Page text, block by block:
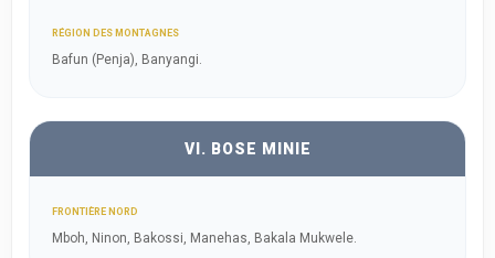
RÉGION DES MONTAGNES
Bafun (Penja), Banyangi.
VI. BOSE MINIE
FRONTIÈRE NORD
Mboh, Ninon, Bakossi, Manehas, Bakala Mukwele.